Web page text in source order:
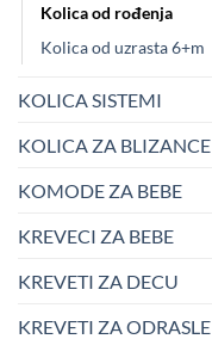
Kolica od rođenja
Kolica od uzrasta 6+m
KOLICA SISTEMI
KOLICA ZA BLIZANCE
KOMODE ZA BEBE
KREVECI ZA BEBE
KREVETI ZA DECU
KREVETI ZA ODRASLE